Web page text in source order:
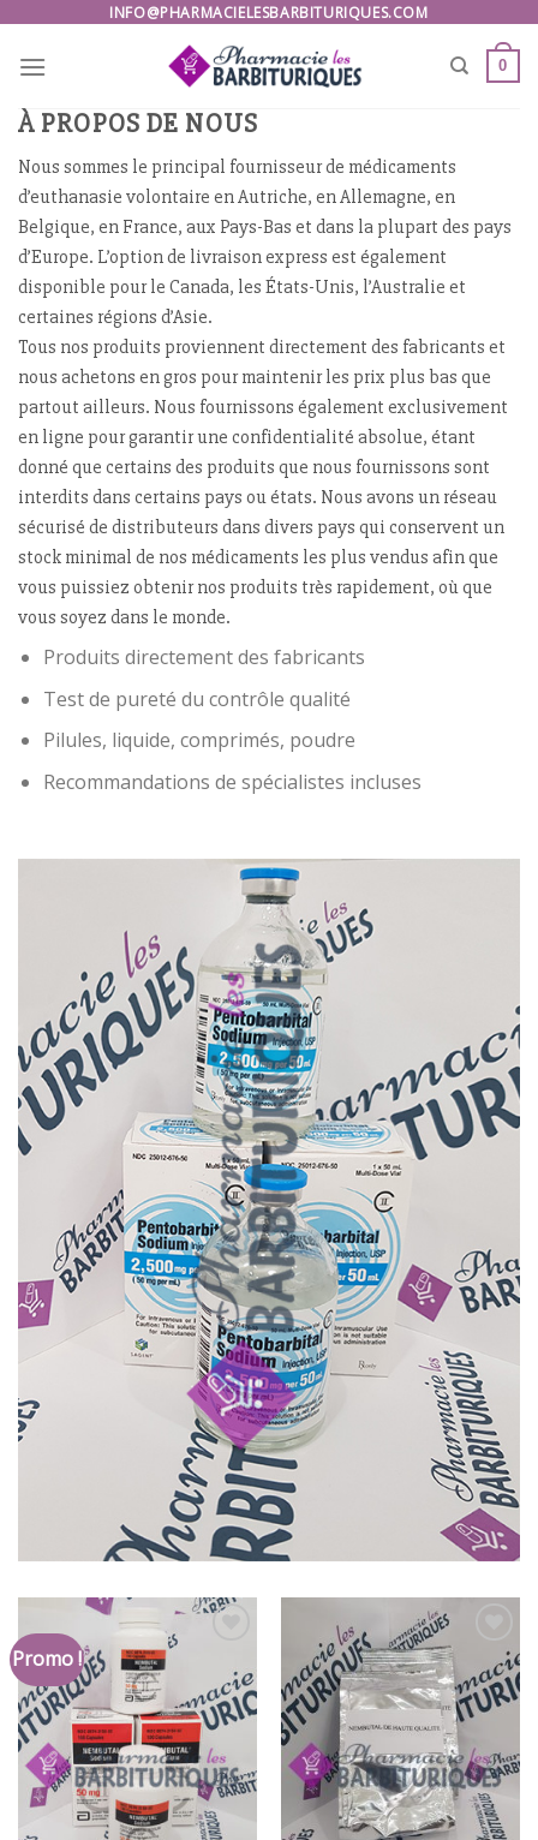
content
INFO@PHARMACIELESBARBITURIQUES.COM
0
À PROPOS DE NOUS
Nous sommes le principal fournisseur de médicaments
d’euthanasie volontaire en Autriche, en Allemagne, en
Belgique, en France, aux Pays-Bas et dans la plupart des pays
d’Europe. L’option de livraison express est également
disponible pour le Canada, les États-Unis, l’Australie et
certaines régions d’Asie.
Tous nos produits proviennent directement des fabricants et
nous achetons en gros pour maintenir les prix plus bas que
partout ailleurs. Nous fournissons également exclusivement
en ligne pour garantir une confidentialité absolue, étant
donné que certains des produits que nous fournissons sont
interdits dans certains pays ou états. Nous avons un réseau
sécurisé de distributeurs dans divers pays qui conservent un
stock minimal de nos médicaments les plus vendus afin que
vous puissiez obtenir nos produits très rapidement, où que
vous soyez dans le monde.
Produits directement des fabricants
Test de pureté du contrôle qualité
Pilules, liquide, comprimés, poudre
Recommandations de spécialistes incluses
Promo !
Add to
Wishlist
Add to
Wishlist